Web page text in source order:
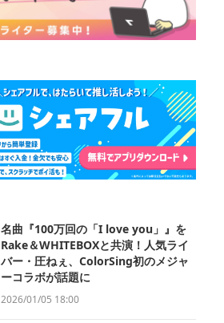
名曲『100万回の「I love you」』を
Rake＆WHITEBOXと共演！人気ライ
バー・圧ねぇ、ColorSing初のメジャ
ーコラボが話題に
2026/01/05 18:00